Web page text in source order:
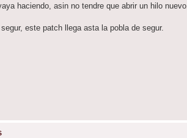
haciendo, asin no tendre que abrir un hilo nuevo.
este patch llega asta la pobla de segur.